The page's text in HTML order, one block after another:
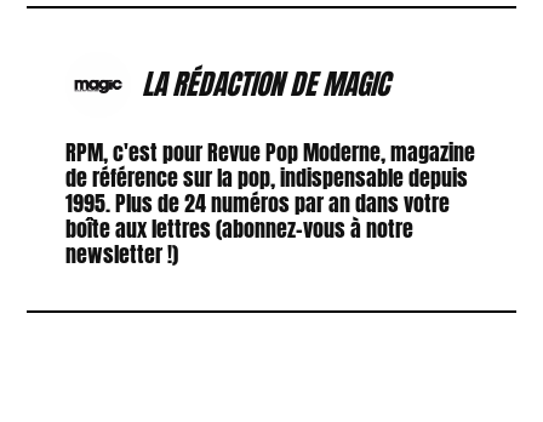
LA RÉDACTION DE MAGIC
RPM, c'est pour Revue Pop Moderne, magazine
de référence sur la pop, indispensable depuis
1995. Plus de 24 numéros par an dans votre
boîte aux lettres (abonnez-vous à notre
newsletter !)